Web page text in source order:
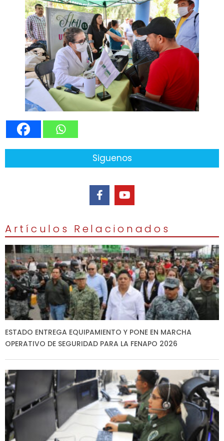
Siguenos
Artículos Relacionados
ESTADO ENTREGA EQUIPAMIENTO Y PONE EN MARCHA
OPERATIVO DE SEGURIDAD PARA LA FENAPO 2026